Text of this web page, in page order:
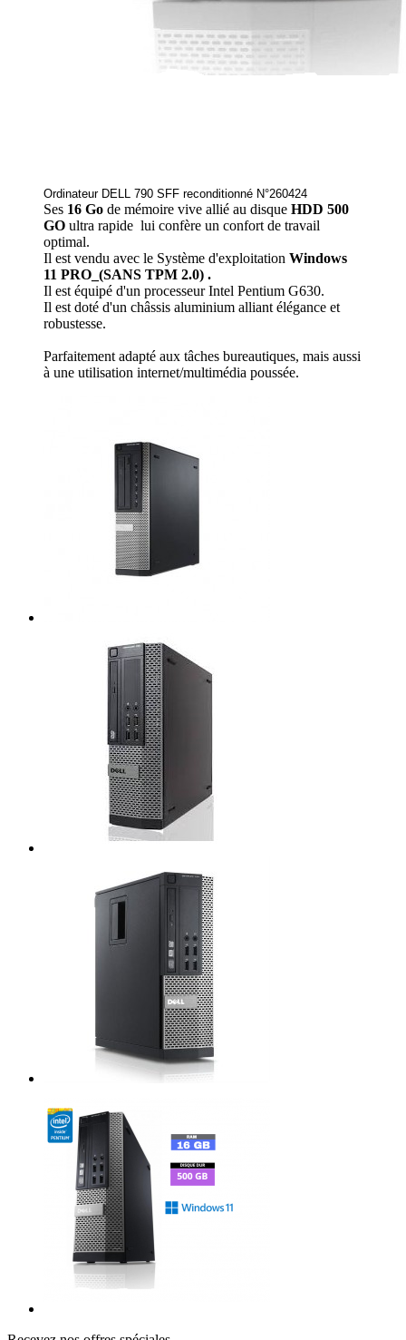
Ordinateur DELL 790 SFF reconditionné N°260424
Ses 16 Go de mémoire vive allié au disque HDD 500
GO ultra rapide lui confère un confort de travail
optimal.
Il est vendu avec le Système d'exploitation Windows
11 PRO_(SANS TPM 2.0) .
Il est équipé d'un processeur Intel Pentium G630.
Il est doté d'un châssis aluminium alliant élégance et
robustesse.
Parfaitement adapté aux tâches bureautiques, mais aussi
à une utilisation internet/multimédia poussée.